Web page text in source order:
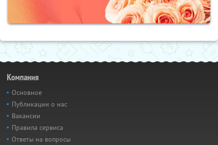
Компания
Основное
Публикации о нас
Вакансии
Правила сервиса
Ответы на вопросы